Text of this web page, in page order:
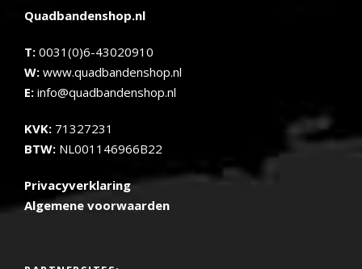
Quadbandenshop.nl
T: 0031(0)6-43020910
W: www.quadbandenshop.nl
E: info@quadbandenshop.nl
KVK: 71327231
BTW: NL001146966B22
Privacyverklaring
Algemene voorwaarden